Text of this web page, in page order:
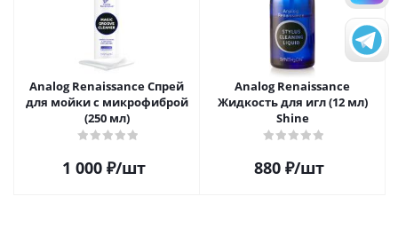
Analog Renaissance Спрей
для мойки с микрофиброй
(250 мл)
1 000₽/шт
Analog Renaissance
Жидкость для игл (12 мл)
Shine
880 ₽/шт